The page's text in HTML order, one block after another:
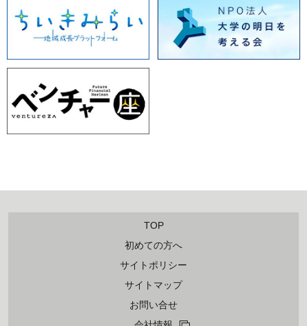
TOP
初めての方へ
サイトポリシー
サイトマップ
お問い合せ